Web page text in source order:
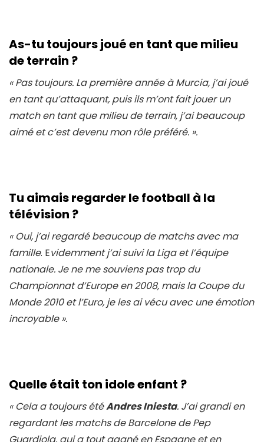
As-tu toujours joué en tant que milieu
de terrain ?
« Pas toujours. La première année à Murcia, j’ai joué
en tant qu’attaquant, puis ils m’ont fait jouer un
match en tant que milieu de terrain, j’ai beaucoup
aimé et c’est devenu mon rôle préféré. ».
Tu aimais regarder le football à la
télévision ?
« Oui, j’ai regardé beaucoup de matchs avec ma
famille. Evidemment j’ai suivi la Liga et l’équipe
nationale. Je ne me souviens pas trop du
Championnat d’Europe en 2008, mais la Coupe du
Monde 2010 et l’Euro, je les ai vécu avec une émotion
incroyable ».
Quelle était ton idole enfant ?
« Cela a toujours étéAndres Iniesta. J’ai grandi en
regardant les matchs de Barcelone de Pep
Guardiola, qui a tout gagné en Espagne et en